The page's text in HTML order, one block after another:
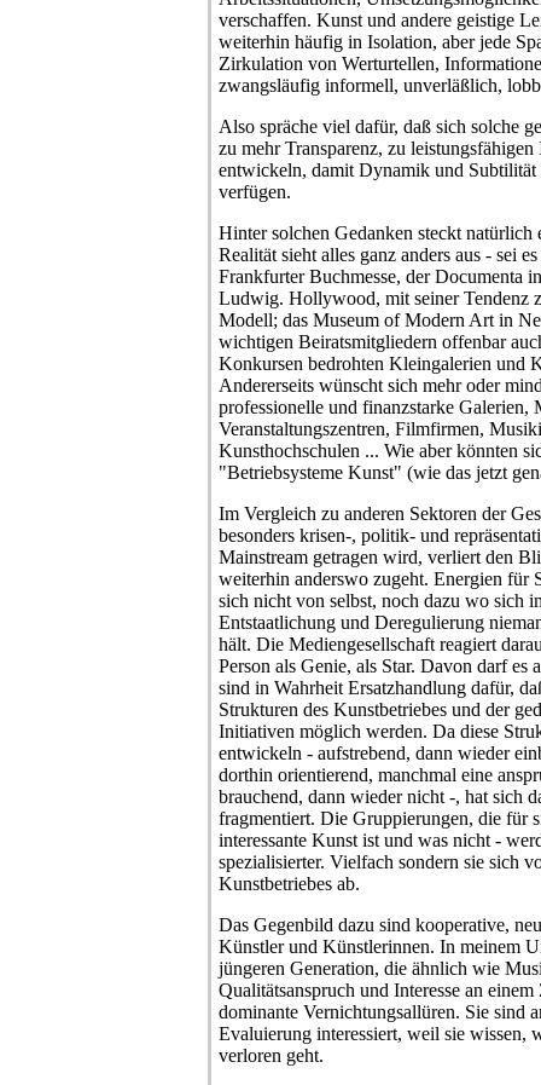
verschaffen. Kunst und andere geistige
weiterhin häufig in Isolation, aber jede
Zirkulation von Werturtellen,
zwangsläufig informell, unverläßlich,
Also spräche viel dafür, daß sich solche
zu mehr Transparenz, zu
entwickeln, damit Dynamik und Subtilität
verfügen.
Hinter solchen Gedanken steckt natürlich
Realität sieht alles ganz anders aus - sei
Frankfurter Buchmesse, der Documenta
Ludwig. Hollywood, mit seiner Tendenz
Modell; das Museum of Modern Art in
wichtigen Beiratsmitgliedern offenbar
Konkursen bedrohten Kleingalerien und
Andererseits wünscht sich mehr oder
professionelle und finanzstarke Galerien,
Veranstaltungszentren, Filmfirmen,
Kunsthochschulen ... Wie aber könnten
"Betriebsysteme Kunst" (wie das jetzt
Im Vergleich zu anderen Sektoren der
besonders krisen-, politik- und
Mainstream getragen wird, verliert den
weiterhin anderswo zugeht. Energien für
sich nicht von selbst, noch dazu wo sich
Entstaatlichung und Deregulierung
hält. Die Mediengesellschaft reagiert
Person als Genie, als Star. Davon darf es
sind in Wahrheit Ersatzhandlung dafür,
Strukturen des Kunstbetriebes und der
Initiativen möglich werden. Da diese
entwickeln - aufstrebend, dann wieder
dorthin orientierend, manchmal eine
brauchend, dann wieder nicht -, hat sich
fragmentiert. Die Gruppierungen, die für
interessante Kunst ist und was nicht -
spezialisierter. Vielfach sondern sie sich
Kunstbetriebes ab.
Das Gegenbild dazu sind kooperative,
Künstler und Künstlerinnen. In meinem
jüngeren Generation, die ähnlich wie
Qualitätsanspruch und Interesse an
dominante Vernichtungsallüren. Sie sind
Evaluierung interessiert, weil sie wissen,
verloren geht.